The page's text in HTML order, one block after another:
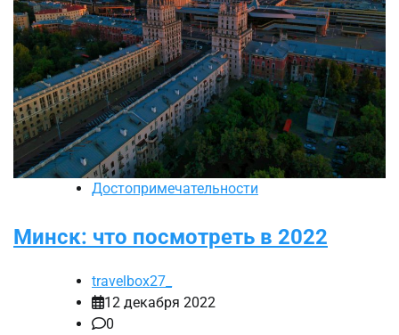
Достопримечательности
Минск: что посмотреть в 2022
travelbox27_
12 декабря 2022
0